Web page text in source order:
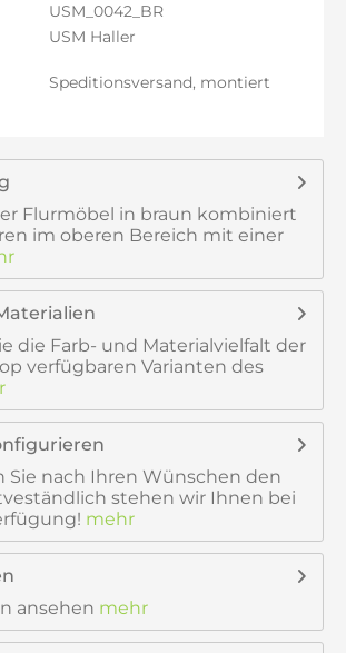
USM_0042_BR
USM Haller
Speditionsversand, montiert
Flurmöbel in braun kombiniert
im oberen Bereich mit einer
die Farb- und Materialvielfalt der
verfügbaren Varianten des
Sie nach Ihren Wünschen den
stehen wir Ihnen bei
mehr
ansehen mehr